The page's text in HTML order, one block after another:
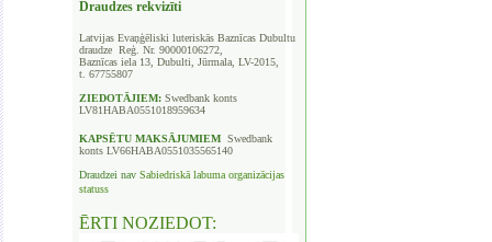
Draudzes rekvizīti
Latvijas Evaņģēliski luteriskās Baznīcas Dubultu
draudze Reģ. Nr. 90000106272,
Baznīcas iela 13, Dubulti, Jūrmala, LV-2015,
t. 67755807
ZIEDOTĀJIEM: Swedbank konts
LV81HABA0551018959634
KAPSĒTU MAKSĀJUMIEM Swedbank
konts LV66HABA0551035565140
Draudzei nav Sabiedriskā labuma organizācijas
statuss
ĒRTI NOZIEDOT: